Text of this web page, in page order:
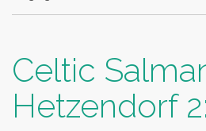
Celtic
Hetzendorf